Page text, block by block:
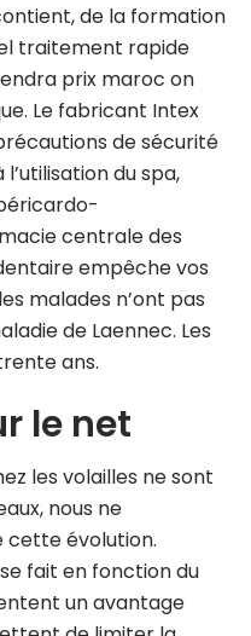
de la formation
traitement rapide
prix maroc on
Le fabricant Intex
de sécurité
du spa,
centrale des
empêche vos
malades n’ont pas
de Laennec. Les
ans.
le net
les volailles ne sont
nous ne
cette évolution.
fait en fonction du
un avantage